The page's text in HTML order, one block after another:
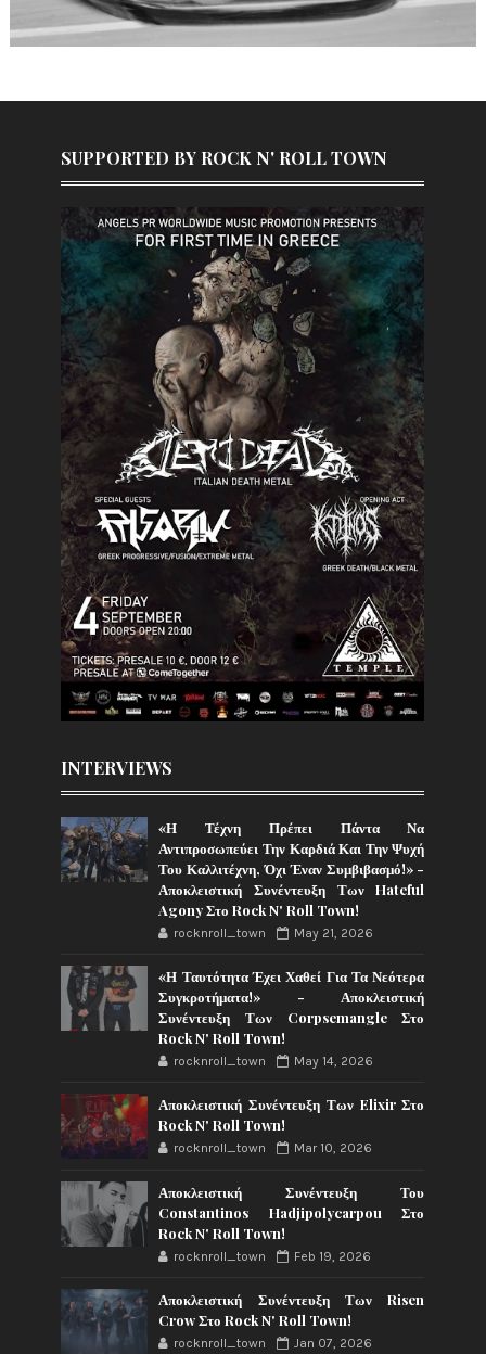
SUPPORTED BY ROCK N' ROLL TOWN
INTERVIEWS
«Η Τέχνη Πρέπει Πάντα Να
Αντιπροσωπεύει Την Καρδιά Και Την Ψυχή
Του Καλλιτέχνη, Όχι Έναν Συμβιβασμό!» -
Αποκλειστική Συνέντευξη Των Hateful
Agony Στο Rock N' Roll Town!
rocknroll_town May 21, 2026
«Η Ταυτότητα Έχει Χαθεί Για Τα Νεότερα
Συγκροτήματα!» - Αποκλειστική
Συνέντευξη Των Corpsemangle Στο
Rock N' Roll Town!
rocknroll_town May 14, 2026
Αποκλειστική Συνέντευξη Των Elixir Στο
Rock N' Roll Town!
rocknroll_town Mar 10, 2026
Αποκλειστική Συνέντευξη Του
Constantinos Hadjipolycarpou Στο
Rock N' Roll Town!
rocknroll_town Feb 19, 2026
Αποκλειστική Συνέντευξη Των Risen
Crow Στο Rock N' Roll Town!
rocknroll_town Jan 07, 2026